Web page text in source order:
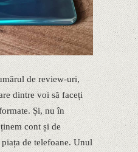
de review-uri,
dintre voi să faceți
Și, nu în
cont și de
de telefoane. Unul